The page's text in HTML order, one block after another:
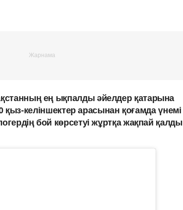
ең ықпалды әйелдер қатарына
қыз-келіншектер арасынан қоғамда үнемі
бой көрсетуі жұртқа жақпай қалды